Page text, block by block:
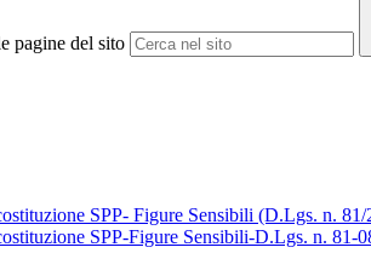
pagine del sito
SPP- Figure Sensibili (D.Lgs. n.
SPP-Figure Sensibili-D.Lgs. n. 81-